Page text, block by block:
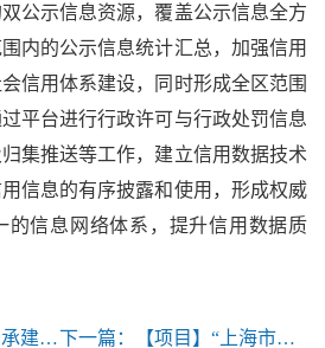
公示信息资源，覆盖公示信息全方
内的公示信息统计汇总，加强信用
信用体系建设，同时形成全区范围
平台进行行政许可与行政处罚信息
集推送等工作，建立信用数据技术
信息的有序披露和使用，形成权威
的信息网络体系，提升信用数据质
通过专家组验收 下一篇： 【项目】“上海市戒毒局警官教育训练中心分中心管理系统”项目中标快讯